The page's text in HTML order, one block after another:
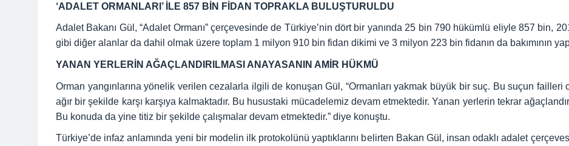
‘ADALET ORMANLARI’ İLE 857 BİN FİDAN TOPRAKLA BULUŞTURULDU
Adalet Bakanı Gül, “Adalet Ormanı” çerçevesinde de Türkiye’nin dört bir yanında 25 bin 790 hükümlü eliyle 857 bin,
gibi diğer alanlar da dahil olmak üzere toplam 1 milyon 910 bin fidan dikimi ve 3 milyon 223 bin fidanın da bakımının
YANAN YERLERİN AĞAÇLANDIRILMASI ANAYASANIN AMİR HÜKMÜ
Orman yangınlarına yönelik verilen cezalarla ilgili de konuşan Gül, “Ormanları yakmak büyük bir suç. Bu suçun failleri
ağır bir şekilde karşı karşıya kalmaktadır. Bu husustaki mücadelemiz devam etmektedir. Yanan yerlerin tekrar
Bu konuda da yine titiz bir şekilde çalışmalar devam etmektedir.” diye konuştu.
Türkiye’de infaz anlamında yeni bir modelin ilk protokolünü yaptıklarını belirten Bakan Gül, insan odaklı adalet